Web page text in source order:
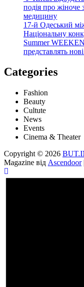
подія про жіноче
медицину
17-й Одеський
Національну
Summer
представлять
Categories
Fashion
Beauty
Cultute
News
Events
Cinema & Theater
Copyright © 2026
Magazine від Ascendoor